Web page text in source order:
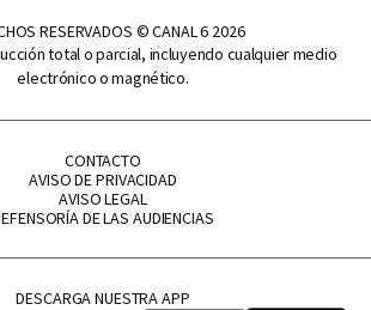
RESERVADOS © CANAL 6 2026
total o parcial, incluyendo cualquier medio
electrónico o magnético.
CONTACTO
AVISO DE PRIVACIDAD
AVISO LEGAL
DE LAS AUDIENCIAS
DESCARGA NUESTRA APP